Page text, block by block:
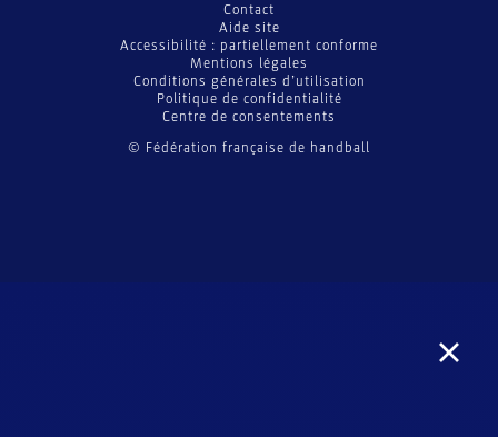
© Fédération française de handball
Contact
Aide site
Accessibilité : partiellement conforme
Mentions légales
Conditions générales d’utilisation
Politique de confidentialité
Centre de consentements